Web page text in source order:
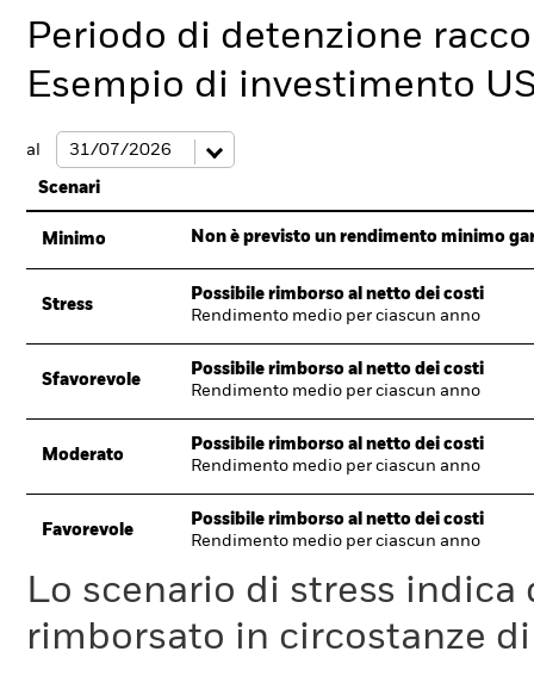
Periodo di detenzione
Esempio di investimento
al
Scenari
Minimo Non è previsto un rendimento minimo
Stress
Possibile rimborso al netto dei costi
Rendimento medio per ciascun anno
Sfavorevole
Possibile rimborso al netto dei costi
Rendimento medio per ciascun anno
Moderato
Possibile rimborso al netto dei costi
Rendimento medio per ciascun anno
Favorevole
Possibile rimborso al netto dei costi
Rendimento medio per ciascun anno
Lo scenario di stress
rimborsato in circostanze